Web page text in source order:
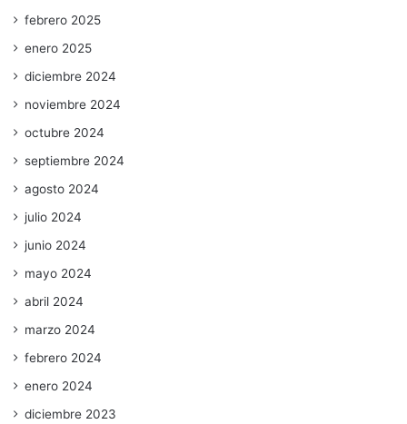
febrero 2025
enero 2025
diciembre 2024
noviembre 2024
octubre 2024
septiembre 2024
agosto 2024
julio 2024
junio 2024
mayo 2024
abril 2024
marzo 2024
febrero 2024
enero 2024
diciembre 2023